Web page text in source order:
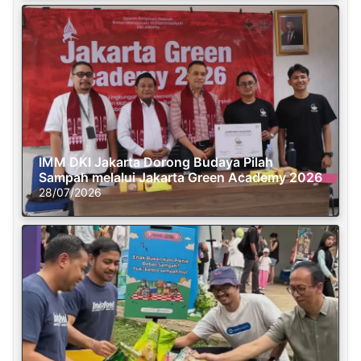
IMM DKI Jakarta Dorong Budaya Pilah
Sampah melalui Jakarta Green Academy 2026
28/07/2026